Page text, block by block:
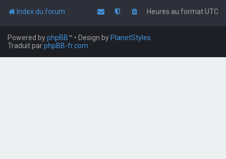
Index du forum Heures au formatUTC
Powered byphpBB™ • Design by PlanetStyles
Traduit parphpBB-fr.com